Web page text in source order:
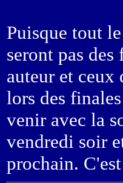
Puisque tout
seront pas
auteur et ceux
lors des
venir avec la
vendredi soir
prochain.